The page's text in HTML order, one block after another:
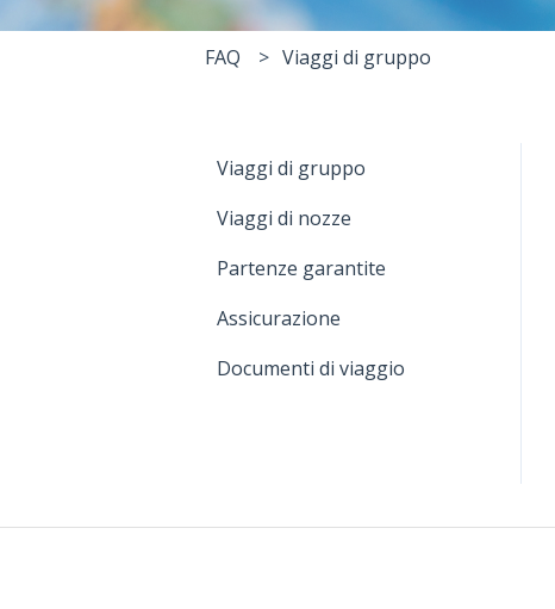
FAQ Viaggi di gruppo
Viaggi di gruppo
Viaggi di nozze
Partenze garantite
Assicurazione
Documenti di viaggio